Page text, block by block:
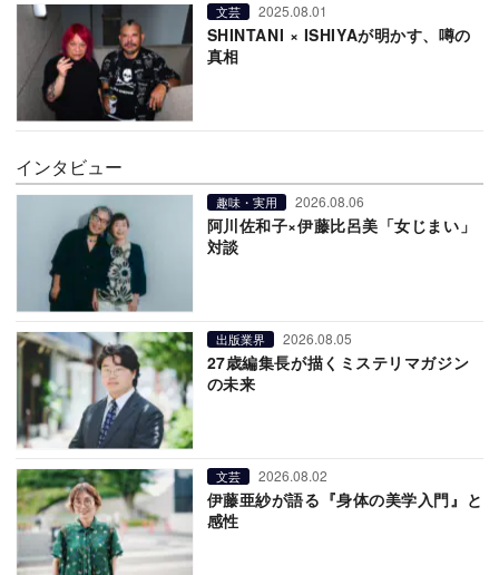
文芸 2025.08.01
SHINTANI × ISHIYAが明かす、噂の
真相
インタビュー
趣味・実用 2026.08.06
阿川佐和子×伊藤比呂美「女じまい」
対談
出版業界 2026.08.05
27歳編集長が描くミステリマガジン
の未来
文芸 2026.08.02
伊藤亜紗が語る『身体の美学入門』と
感性